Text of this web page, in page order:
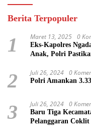
Berita Terpopuler
1 Maret 13, 2025 0
Eks-Kapolres
Anak, Polri
2 Juli 26, 2024 0
Polri Amankan
3 Juli 26, 2024 0
Baru Tiga
Pelanggaran Coklit